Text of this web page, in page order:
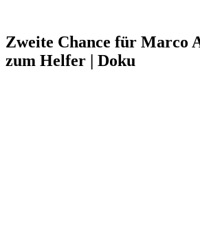
Zweite Chance für Marco
zum Helfer | Doku